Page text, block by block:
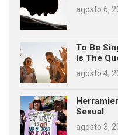
agosto 6,
To Be
Is The
agosto 4,
Sexual
agosto 3,